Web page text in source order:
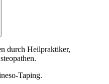
durch Heilpraktiker,
Taping.